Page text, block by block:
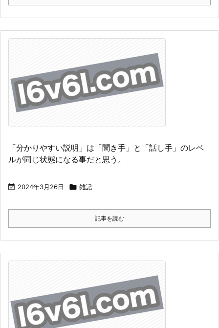
「分かりやすい説明」は「聞き手」と「話し手」のレベ
ルが同じ状態になる事だと思う。
 2024年3月26日  雑記
記事を読む